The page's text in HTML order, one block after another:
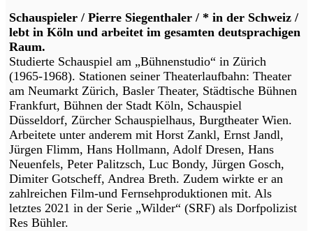
Schauspieler / Pierre Siegenthaler / * in der Schweiz /
lebt in Köln und arbeitet im gesamten deutsprachigen
Raum.
Studierte Schauspiel am „Bühnenstudio“ in Zürich
(1965-1968). Stationen seiner Theaterlaufbahn: Theater
am Neumarkt Zürich, Basler Theater, Städtische Bühnen
Frankfurt, Bühnen der Stadt Köln, Schauspiel
Düsseldorf, Zürcher Schauspielhaus, Burgtheater Wien.
Arbeitete unter anderem mit Horst Zankl, Ernst Jandl,
Jürgen Flimm, Hans Hollmann, Adolf Dresen, Hans
Neuenfels, Peter Palitzsch, Luc Bondy, Jürgen Gosch,
Dimiter Gotscheff, Andrea Breth. Zudem wirkte er an
zahlreichen Film-und Fernsehproduktionen mit. Als
letztes 2021 in der Serie „Wilder“ (SRF) als Dorfpolizist
Res Bühler.